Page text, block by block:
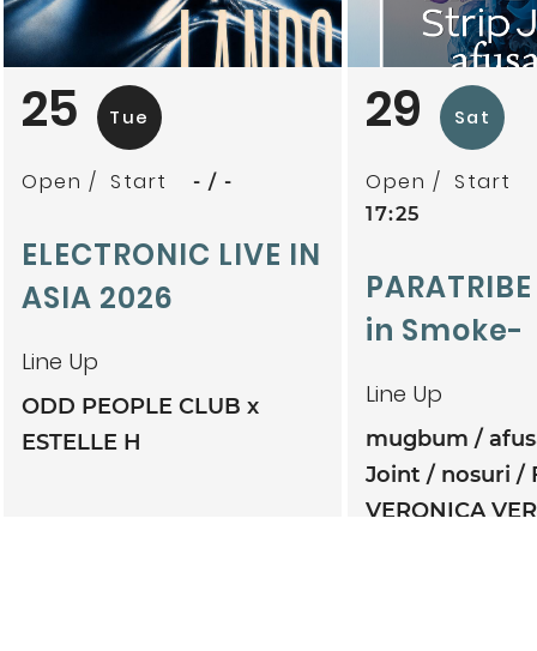
25 Tue
Open Start - -
ELECTRONIC LIVE IN
ASIA 2026
Line Up
ODD PEOPLE CLUB x
ESTELLE H
29 Sat
Open Start
17:25
in Smoke-
Line Up
mugbum
Joint
nosuri
VERONICA